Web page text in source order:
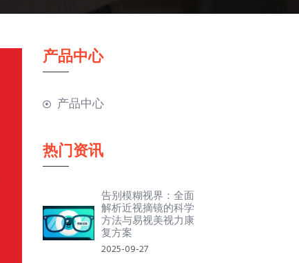
产品中心
产品中心
热门资讯
告别模糊视界：全面
解析近视摘镜的科学
方法与易视美视力康
复方案
2025-09-27